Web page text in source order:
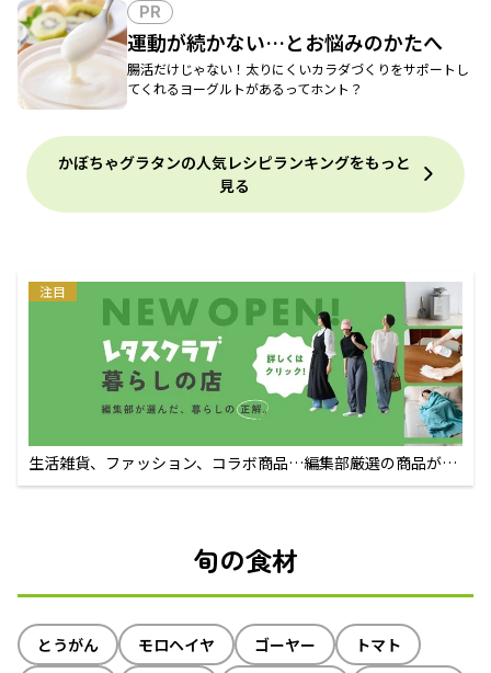
PR
運動が続かない…とお悩みのかたへ
腸活だけじゃない！太りにくいカラダづくりをサポートし
てくれるヨーグルトがあるってホント？
かぼちゃグラタンの人気レシピランキングをもっと
見る
注目
生活雑貨、ファッション、コラボ商品…編集部厳選の商品が買
えるECサイト
旬の食材
とうがん モロヘイヤ ゴーヤー
トマト